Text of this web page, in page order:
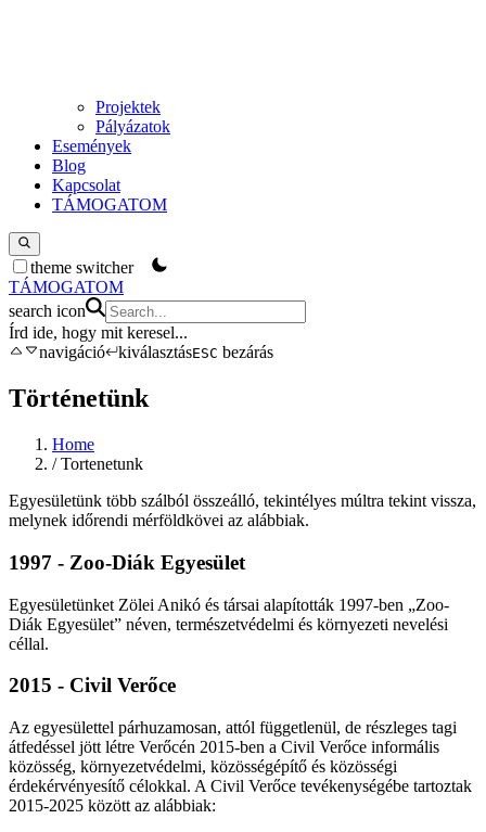
Projektek
Pályázatok
Események
Blog
Kapcsolat
TÁMOGATOM
theme switcher
TÁMOGATOM
search icon
Írd ide, hogy mit keresel...
navigáció
kiválasztásESC bezárás
Történetünk
Home
/ Tortenetunk
Egyesületünk több szálból összeálló, tekintélyes múltra tekint vissza,
melynek időrendi mérföldkövei az alábbiak.
1997 - Zoo-Diák Egyesület
Egyesületünket Zölei Anikó és társai alapították 1997-ben „Zoo-
Diák Egyesület” néven, természetvédelmi és környezeti nevelési
céllal.
2015 - Civil Verőce
Az egyesülettel párhuzamosan, attól függetlenül, de részleges tagi
átfedéssel jött létre Verőcén 2015-ben a Civil Verőce informális
közösség, környezetvédelmi, közösségépítő és közösségi
érdekérvényesítő célokkal. A Civil Verőce tevékenységébe tartoztak
2015-2025 között az alábbiak: